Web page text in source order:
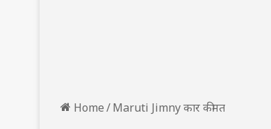
Home/Maruti Jimny कार कीमत